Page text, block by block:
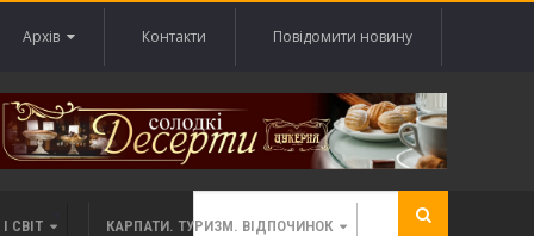
Архів Контакти Повідомити новину
СВІТ КАРПАТИ. ТУРИЗМ. ВІДПОЧИНОК